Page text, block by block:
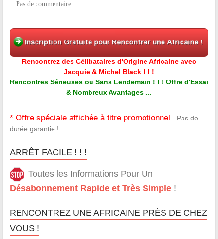
Pas de commentaire
Rencontrez des Célibataires d'Origine Africaine avec
Jacquie & Michel Black ! ! !
Rencontres Sérieuses ou Sans Lendemain ! ! ! Offre d'Essai
& Nombreux Avantages ...
* Offre spéciale affichée à titre promotionnel - Pas de
durée garantie !
ARRÊT FACILE ! ! !
Toutes les Informations Pour Un
Désabonnement Rapide et Très Simple!
RENCONTREZ UNE AFRICAINE PRÈS DE CHEZ
VOUS !